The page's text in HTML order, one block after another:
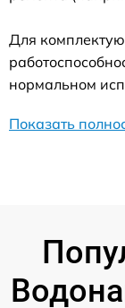
Для
нормальном
Показать